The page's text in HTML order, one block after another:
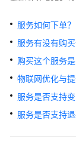
品
介
绍
产
品
服务如何下单？
服务有没有购
购买这个服务
物联网优化与
服务是否支持变
服务是否支持退